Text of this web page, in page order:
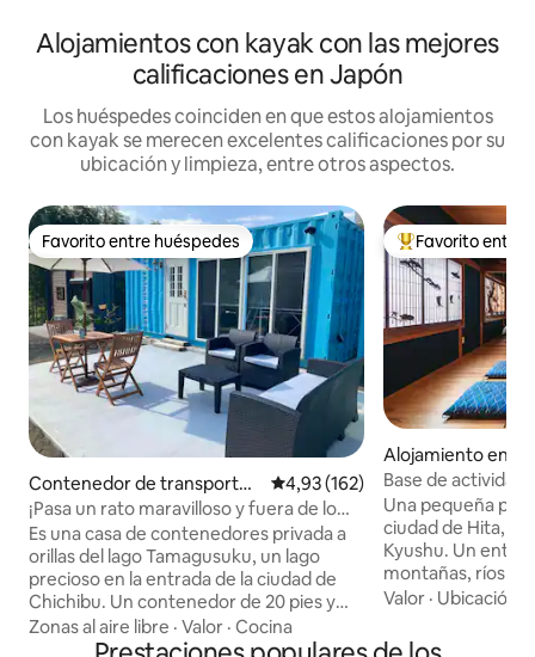
Alojamientos con kayak con las mejores
calificaciones en Japón
Los huéspedes coinciden en que estos alojamientos
con kayak se merecen excelentes calificaciones por su
ubicación y limpieza, entre otros aspectos.
Favorito entre huéspedes
Favorito entre huéspedes
Contenedor de transporte
en Osato
Calificación promedio: 4,93 de
4,93 (162)
¡Pasa un rato maravilloso y fuera de lo
común en esta elegante casa
contenedor! ¡La sauna de tienda con
vistas al lago también es genial!
Es una casa de contenedores privada a
orillas del lago Tamagusuku, un lago
precioso en la entrada de la ciudad de
Chichibu. Un contenedor de 20 pies y
otro de 12 pies están conectados por
una sala de estar al aire libre. Solo hay un
Zonas al aire libre · Valor · Cocina
Favorito entre
Favorito entre
Alojamiento en 日
町
Base de
moderna casa de
ubicada en el
histórica.
solo grupo por día
Una pequeña
ciudad de Hita, la
Kyushu. Un
montañas, ríos y
casa antigua que
un antiguo pueblo
Valor · Ubicación